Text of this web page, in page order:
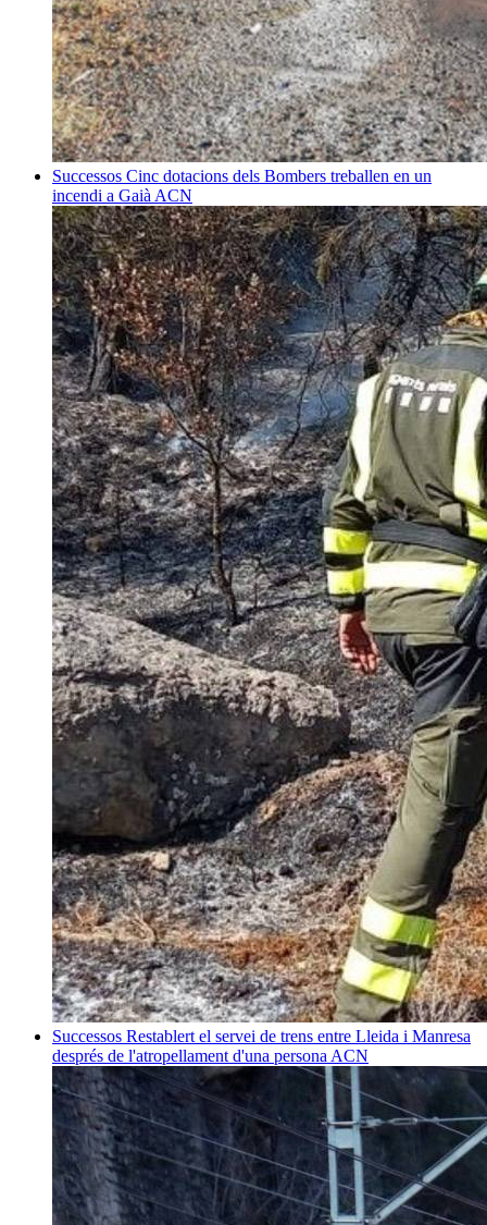
Successos Cinc dotacions dels Bombers treballen en un
incendi a Gaià ACN
Successos Restablert el servei de trens entre Lleida i Manresa
després de l'atropellament d'una persona ACN